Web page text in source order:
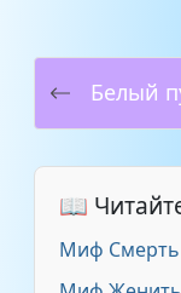
Белый
📖
Миф